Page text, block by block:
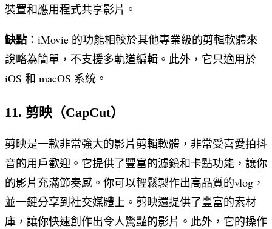
裝置和應用程式共享影片。
缺點 ：iMovie 的功能相較於其他專業級的剪輯軟體來
說略為簡單，不支援多軌道編輯。此外，它只適用於
iOS 和 macOS 系統。
11. 剪映（CapCut）
剪映是一款非常強大的影片剪輯軟體，非常受喜愛拍抖
音的用戶歡迎。它提供了豐富的濾鏡和卡點功能，讓你
的影片充滿節奏感。你可以輕鬆製作出高品質的vlog，
並一鍵分享到社交媒體上。剪映還提供了豐富的素材
庫，讓你快速創作出令人驚豔的影片。此外，它的操作